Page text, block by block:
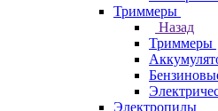
Триммеры
Назад
Триммеры
Электропилы